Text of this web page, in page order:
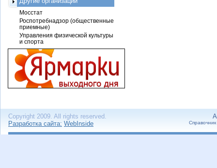
Мосстат
Роспотребнадзор (общественные
приемные)
Управления физической культуры
и спорта
Copyright 2009. All rights reserved.
Разработка сайта: WebInside